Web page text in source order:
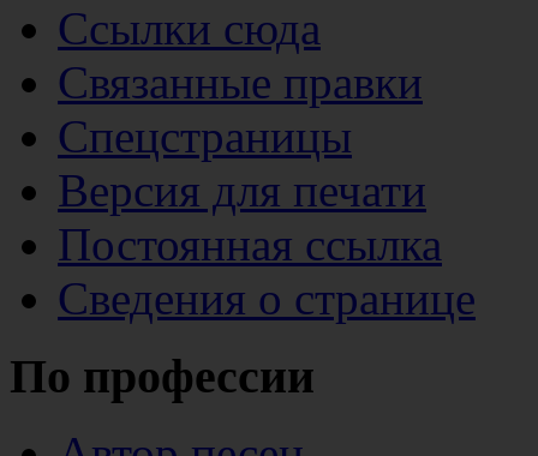
Ссылки сюда
Связанные правки
Спецстраницы
Версия для печати
Постоянная ссылка
Сведения о странице
По профессии